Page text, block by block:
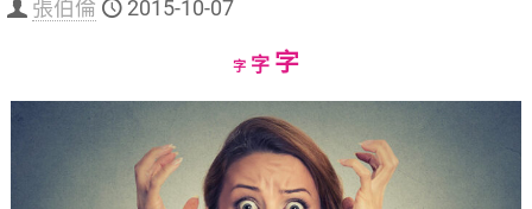
張伯倫 2015-10-07
字Decrease
size.
字Reset
size.
字Increase
size.